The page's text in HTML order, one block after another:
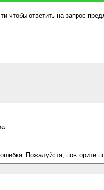
чтобы ответить на запрос
Пожалуйста, повторите